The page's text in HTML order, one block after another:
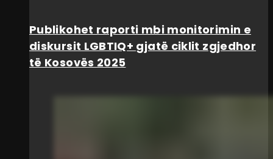
Publikohet raporti mbi monitorimin e
diskursit LGBTIQ+ gjatë ciklit zgjedhor
të Kosovës 2025